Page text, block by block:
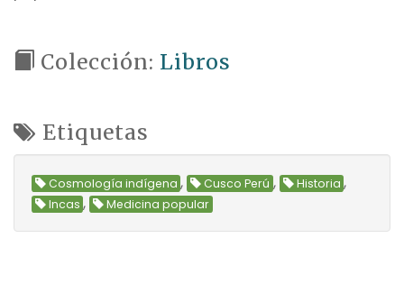
Colección: Libros
Etiquetas
Cosmología indígena , Cusco Perú , Historia ,
Incas , Medicina popular